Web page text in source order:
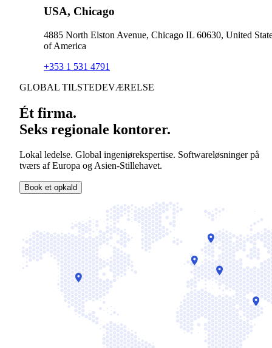
USA, Chicago
4885 North Elston Avenue, Chicago IL 60630, United
of America
+353 1 531 4791
GLOBAL TILSTEDEVÆRELSE
Ét firma.
Seks regionale kontorer.
Lokal ledelse. Global ingeniørekspertise. Softwareløsninger på
tværs af Europa og Asien-Stillehavet.
Book et opkald